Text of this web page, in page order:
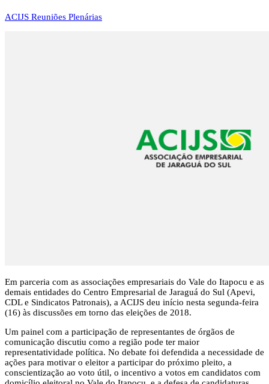
ACIJS Reuniões Plenárias
Em parceria com as associações empresariais do Vale do Itapocu e as
demais entidades do Centro Empresarial de Jaraguá do Sul (Apevi,
CDL e Sindicatos Patronais), a ACIJS deu início nesta segunda-feira
(16) às discussões em torno das eleições de 2018.
Um painel com a participação de representantes de órgãos de
comunicação discutiu como a região pode ter maior
representatividade política. No debate foi defendida a necessidade de
ações para motivar o eleitor a participar do próximo pleito, a
conscientização ao voto útil, o incentivo a votos em candidatos com